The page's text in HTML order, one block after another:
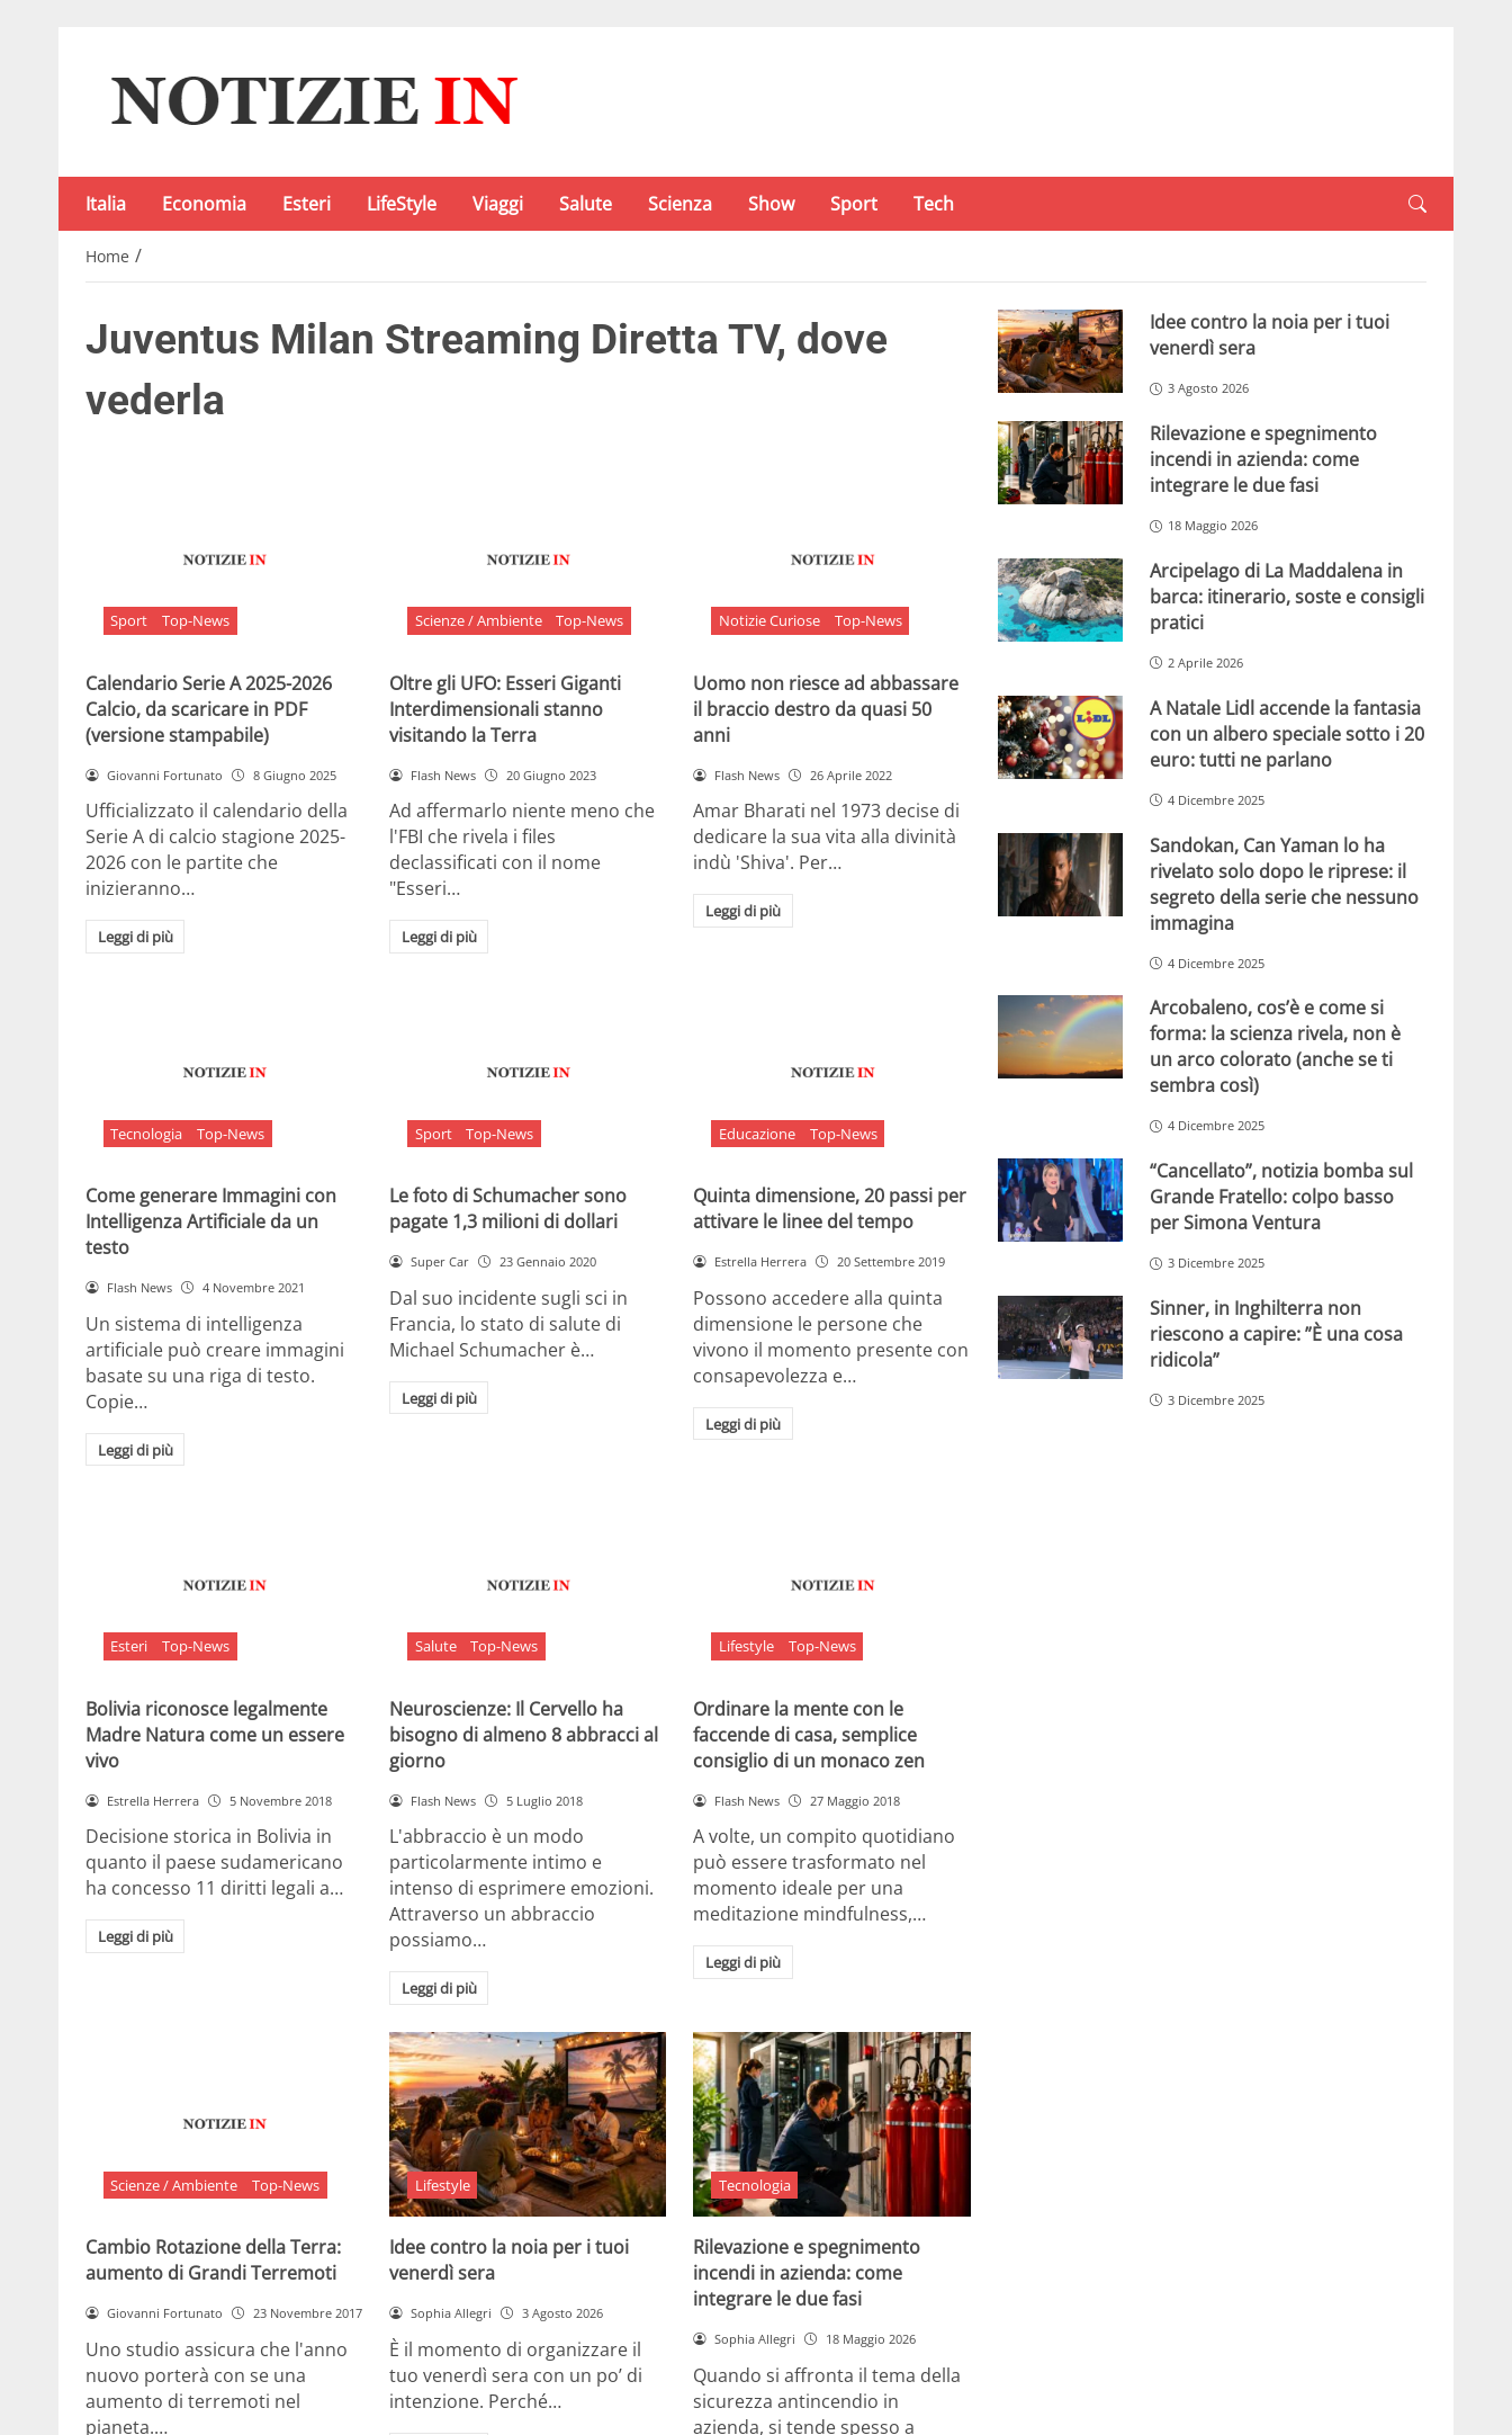
Italia Economia Esteri LifeStyle Viaggi Salute Scienza Show Sport Tech
Home /
Juventus Milan Streaming Diretta TV, dove
vederla
Sport Top-News
Calendario Serie A 2025-2026
Calcio, da scaricare in PDF
(versione stampabile)
Giovanni Fortunato 8 Giugno 2025
Ufficializzato il calendario della
Serie A di calcio stagione 2025-
2026 con le partite che
inizieranno…
Leggi di più
Scienze / Ambiente Top-News
Oltre gli UFO: Esseri Giganti
Interdimensionali stanno
visitando la Terra
Flash News 20 Giugno 2023
Ad affermarlo niente meno che
l'FBI che rivela i files
declassificati con il nome
"Esseri…
Leggi di più
Notizie Curiose Top-News
Uomo non riesce ad abbassare
il braccio destro da quasi 50
anni
Flash News 26 Aprile 2022
Amar Bharati nel 1973 decise di
dedicare la sua vita alla divinità
indù 'Shiva'. Per…
Leggi di più
Tecnologia Top-News
Come generare Immagini con
Intelligenza Artificiale da un
testo
Flash News 4 Novembre 2021
Un sistema di intelligenza
artificiale può creare immagini
basate su una riga di testo.
Copie…
Leggi di più
Sport Top-News
Le foto di Schumacher sono
pagate 1,3 milioni di dollari
Super Car 23 Gennaio 2020
Dal suo incidente sugli sci in
Francia, lo stato di salute di
Michael Schumacher è…
Leggi di più
Educazione Top-News
Quinta dimensione, 20 passi per
attivare le linee del tempo
Estrella Herrera 20 Settembre 2019
Possono accedere alla quinta
dimensione le persone che
vivono il momento presente con
consapevolezza e…
Leggi di più
Esteri Top-News
Bolivia riconosce legalmente
Madre Natura come un essere
vivo
Estrella Herrera 5 Novembre 2018
Decisione storica in Bolivia in
quanto il paese sudamericano
ha concesso 11 diritti legali a…
Leggi di più
Salute Top-News
Neuroscienze: Il Cervello ha
bisogno di almeno 8 abbracci al
giorno
Flash News 5 Luglio 2018
L'abbraccio è un modo
particolarmente intimo e
intenso di esprimere emozioni.
Attraverso un abbraccio
possiamo…
Leggi di più
Lifestyle Top-News
Ordinare la mente con le
faccende di casa, semplice
consiglio di un monaco zen
Flash News 27 Maggio 2018
A volte, un compito quotidiano
può essere trasformato nel
momento ideale per una
meditazione mindfulness,…
Leggi di più
Scienze / Ambiente Top-News
Cambio Rotazione della Terra:
aumento di Grandi Terremoti
Giovanni Fortunato 23 Novembre 2017
Uno studio assicura che l'anno
nuovo porterà con se una
aumento di terremoti nel
pianeta.…
Lifestyle
Idee contro la noia per i tuoi
venerdì sera
Sophia Allegri 3 Agosto 2026
È il momento di organizzare il
tuo venerdì sera con un po’ di
intenzione. Perché…
Tecnologia
Rilevazione e spegnimento
incendi in azienda: come
integrare le due fasi
Sophia Allegri 18 Maggio 2026
Quando si affronta il tema della
sicurezza antincendio in
azienda, si tende spesso a
Idee contro la noia per i tuoi
venerdì sera
3 Agosto 2026
Rilevazione e spegnimento
incendi in azienda: come
integrare le due fasi
18 Maggio 2026
Arcipelago di La Maddalena in
barca: itinerario, soste e consigli
pratici
2 Aprile 2026
A Natale Lidl accende la fantasia
con un albero speciale sotto i 20
euro: tutti ne parlano
4 Dicembre 2025
Sandokan, Can Yaman lo ha
rivelato solo dopo le riprese: il
segreto della serie che nessuno
immagina
4 Dicembre 2025
Arcobaleno, cos’è e come si
forma: la scienza rivela, non è
un arco colorato (anche se ti
sembra così)
4 Dicembre 2025
“Cancellato”, notizia bomba sul
Grande Fratello: colpo basso
per Simona Ventura
3 Dicembre 2025
Sinner, in Inghilterra non
riescono a capire: ”È una cosa
ridicola”
3 Dicembre 2025